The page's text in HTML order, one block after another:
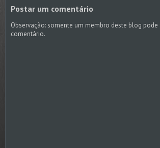
Postar um comentário
Observação: somente um membro deste blog pode
comentário.